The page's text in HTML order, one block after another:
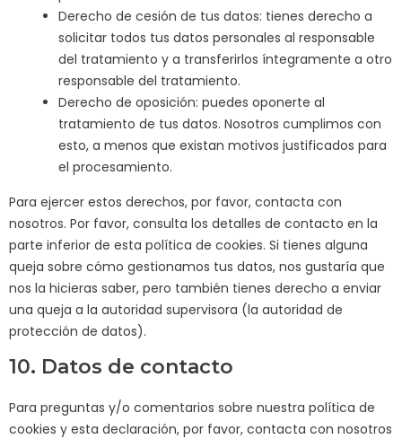
Derecho de cesión de tus datos: tienes derecho a
solicitar todos tus datos personales al responsable
del tratamiento y a transferirlos íntegramente a otro
responsable del tratamiento.
Derecho de oposición: puedes oponerte al
tratamiento de tus datos. Nosotros cumplimos con
esto, a menos que existan motivos justificados para
el procesamiento.
Para ejercer estos derechos, por favor, contacta con
nosotros. Por favor, consulta los detalles de contacto en la
parte inferior de esta política de cookies. Si tienes alguna
queja sobre cómo gestionamos tus datos, nos gustaría que
nos la hicieras saber, pero también tienes derecho a enviar
una queja a la autoridad supervisora (la autoridad de
protección de datos).
10. Datos de contacto
Para preguntas y/o comentarios sobre nuestra política de
cookies y esta declaración, por favor, contacta con nosotros